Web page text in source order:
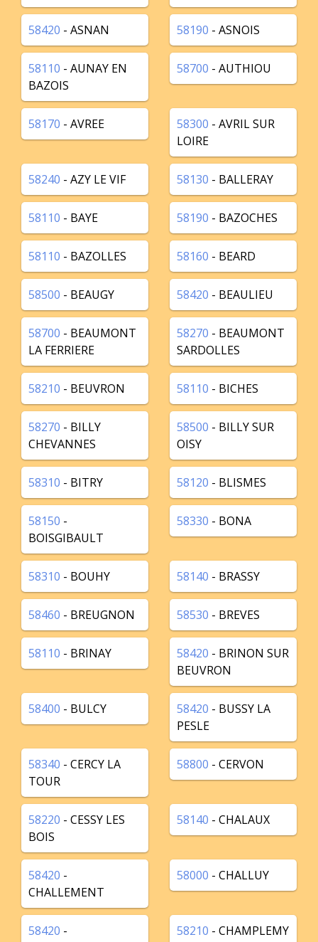
58420 - ASNAN 58190 - ASNOIS
58110 - AUNAY EN
BAZOIS
58700 - AUTHIOU
58170 - AVREE 58300 - AVRIL SUR
LOIRE
58240 - AZY LE VIF 58130 - BALLERAY
58110 - BAYE 58190 - BAZOCHES
58110 - BAZOLLES 58160 - BEARD
58500 - BEAUGY 58420 - BEAULIEU
58700 - BEAUMONT
LA FERRIERE
58270 - BEAUMONT
SARDOLLES
58210 - BEUVRON 58110 - BICHES
58270 - BILLY
CHEVANNES
58500 - BILLY SUR
OISY
58310 - BITRY 58120 - BLISMES
58150 -
BOISGIBAULT
58330 - BONA
58310 - BOUHY 58140 - BRASSY
58460 - BREUGNON 58530 - BREVES
58110 - BRINAY 58420 - BRINON SUR
BEUVRON
58400 - BULCY 58420 - BUSSY LA
PESLE
58340 - CERCY LA
TOUR
58800 - CERVON
58220 - CESSY LES
BOIS
58140 - CHALAUX
58420 -
CHALLEMENT
58000 - CHALLUY
58420 -
58210 - CHAMPLEMY